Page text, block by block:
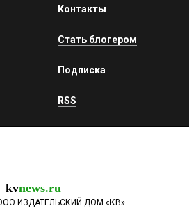
Контакты
Стать блогером
Подписка
RSS
kvnews.ru
ИЗДАТЕЛЬСКИЙ ДОМ «КВ».